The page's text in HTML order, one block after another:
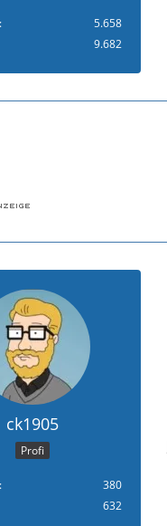
5.658
9.682
ck1905
Profi
380
632